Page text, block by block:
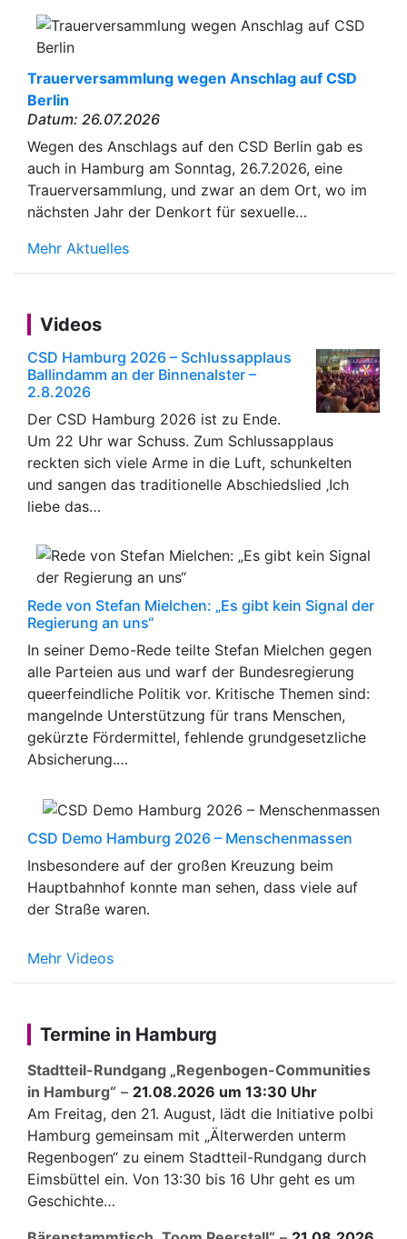
Trauerversammlung wegen Anschlag auf CSD
Berlin
Datum: 26.07.2026
Wegen des Anschlags auf den CSD Berlin gab es
auch in Hamburg am Sonntag, 26.7.2026, eine
Trauerversammlung, und zwar an dem Ort, wo im
nächsten Jahr der Denkort für sexuelle…
Mehr Aktuelles
Videos
CSD Hamburg 2026 – Schlussapplaus
Ballindamm an der Binnenalster –
2.8.2026
Der CSD Hamburg 2026 ist zu Ende.
Um 22 Uhr war Schuss. Zum Schlussapplaus
reckten sich viele Arme in die Luft, schunkelten
und sangen das traditionelle Abschiedslied ‚Ich
liebe das…
Rede von Stefan Mielchen: „Es gibt kein Signal der
Regierung an uns“
In seiner Demo-Rede teilte Stefan Mielchen gegen
alle Parteien aus und warf der Bundesregierung
queerfeindliche Politik vor. Kritische Themen sind:
mangelnde Unterstützung für trans Menschen,
gekürzte Fördermittel, fehlende grundgesetzliche
Absicherung.…
CSD Demo Hamburg 2026 – Menschenmassen
Insbesondere auf der großen Kreuzung beim
Hauptbahnhof konnte man sehen, dass viele auf
der Straße waren.
Mehr Videos
Termine in Hamburg
Stadtteil-Rundgang „Regenbogen-Communities
in Hamburg“ – 21.08.2026 um 13:30 Uhr
Am Freitag, den 21. August, lädt die Initiative polbi
Hamburg gemeinsam mit „Älterwerden unterm
Regenbogen“ zu einem Stadtteil-Rundgang durch
Eimsbüttel ein. Von 13:30 bis 16 Uhr geht es um
Geschichte…